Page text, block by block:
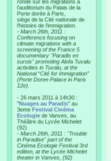
ronde sur les migrations à
l’auditorium du Palais de la
Porte dorée à Paris,
siège de la Cité nationale de
l’histoire de l’immigration.
- March 26th, 2011 :
Conference focusing on
climate migrations with a
screening of the France 5
documentary "Paradis en
sursis" promoting Alofa Tuvalu
activities in Tuvalu, at the
National “Cité for Immigration”
(Porte Doree Palace in Paris
12e).
- 26 mars 2011 à 14h30 :
"Nuages au Paradis" au
3eme Festival Cinéma
Ecologie de Vanves, au
Théâtre du Lycée Michelet
(92)
- March 26th, 2011 : "Trouble
in Paradise" part of the
Cinéma Ecologie Festival 3rd
edition, at the Lycée Michelet
theater in Vanves, (92)